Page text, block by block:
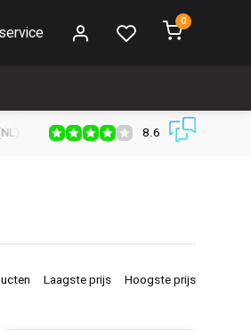
0
Verzendkosten € 2,95 (NL)
8.6
Laagste prijs Hoogste prijs